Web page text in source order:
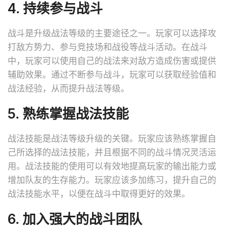
4. 持续参与战斗
战斗是升级战法等级的主要途径之一。玩家可以选择攻
打敌方势力、参与竞技场和战役等战斗活动。在战斗
中，玩家可以使用自己的战法来对敌方造成伤害或提供
辅助效果。通过不断参与战斗，玩家可以获取经验值和
战法经验，从而提升战法等级。
5. 熟练掌握战法技能
战法技能是战法等级升级的关键。玩家应该熟练掌握自
己所选择的战法技能，并且根据不同的战斗情况灵活运
用。战法技能的使用可以有效地提高玩家的输出能力或
增加队友的生存能力。玩家应该多加练习，提升自己的
战法技能水平，以便在战斗中取得更好的效果。
6. 加入强大的战斗团队